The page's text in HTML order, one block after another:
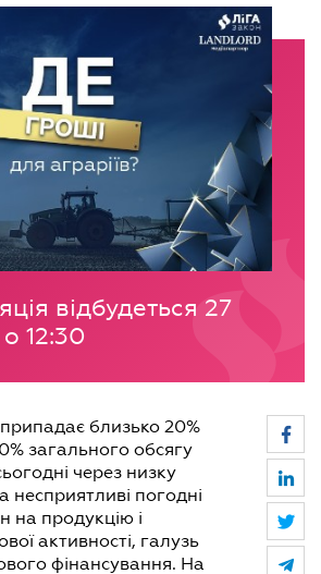
відбудеться 27
12:30
близько 20%
загального обсягу
через низку
несприятливі погодні
на продукцію і
активності, галузь
фінансування. На